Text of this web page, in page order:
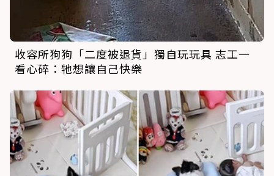
收容所狗狗「二度被退貨」獨自玩玩具 志工一
看心碎：牠想讓自己快樂